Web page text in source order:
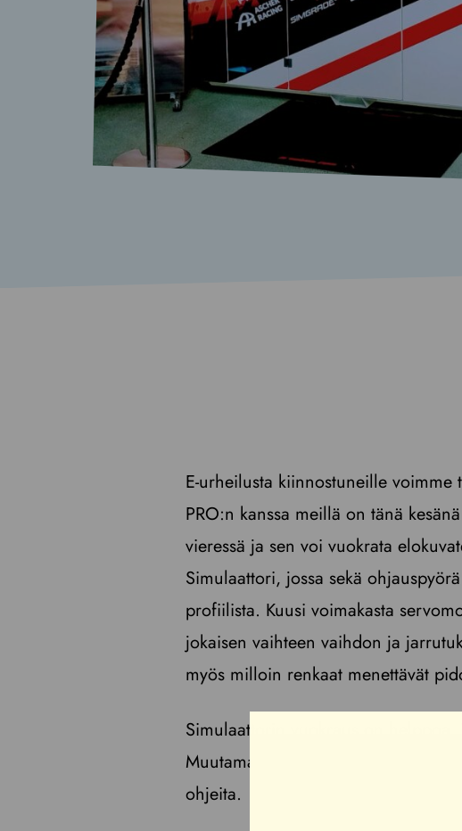
E-urheilusta kiinnostuneille voimme
PRO:n kanssa meillä on tänä
vieressä ja sen voi vuokrata
Simulaattori, jossa sekä
profiilista. Kuusi voimakasta
jokaisen vaihteen vaihdon ja
myös milloin renkaat menettävät
Simulaattorin vuokraus on
Muutaman sekunnin kuluttua ovi
ohjeita.